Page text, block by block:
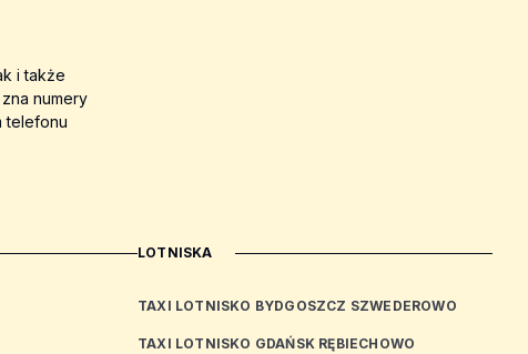
i także
numery
telefonu
LOTNISKA
TAXI LOTNISKO BYDGOSZCZ SZWEDEROWO
TAXI LOTNISKO GDAŃSK RĘBIECHOWO